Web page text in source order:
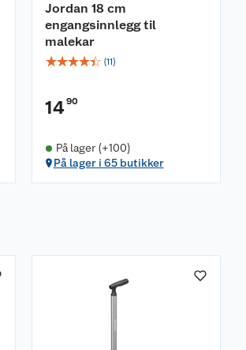
Jordan 18 cm
engangsinnlegg til
malekar
☆☆☆☆☆ (11)
1490
På lager (+100)
På lager i 65 butikker